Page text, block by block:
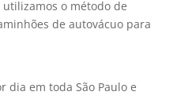
o método de
de autovácuo para
dia em toda São Paulo e